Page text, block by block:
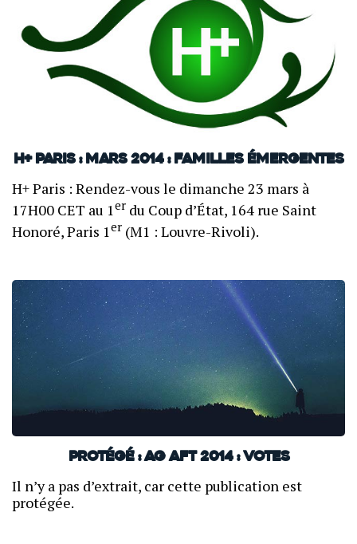
H+ Paris : mars 2014 : Familles émergentes
H+ Paris : Rendez-vous le dimanche 23 mars à
17H00 CET au 1er du Coup d’État, 164 rue Saint
Honoré, Paris 1er (M1 : Louvre-Rivoli).
Protégé : AG AFT 2014 : VOTES
Il n’y a pas d’extrait, car cette publication est
protégée.